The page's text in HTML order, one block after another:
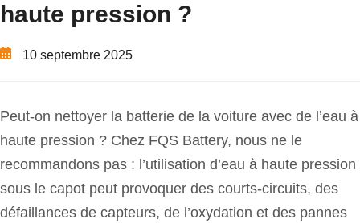
haute pression ?
10 septembre 2025
Peut-on nettoyer la batterie de la voiture avec de l’eau à
haute pression ? Chez FQS Battery, nous ne le
recommandons pas : l’utilisation d’eau à haute pression
sous le capot peut provoquer des courts-circuits, des
défaillances de capteurs, de l’oxydation et des pannes